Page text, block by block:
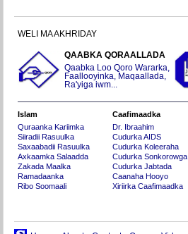
WELI MA AKHRIDAY
QAABKA QORAALLADA
Qaabka Loo Qoro Wararka,
Faallooyinka, Maqaallada,
Ra'yiga iwm...
Islam
Quraanka Kariimka
Siiradii Rasuulka
Saxaabadii Rasuulka
Axkaamka Salaadda
Zakada Maalka
Ramadaanka
Ribo Soomaali
Caafimaadka
Dr. Ibraahim
Cudurka AIDS
Cudurka Koleeraha
Cudurka Sonkorowga
Cudurka Jabtada
Caanaha Hooyo
Xiriirka Caafimaadka